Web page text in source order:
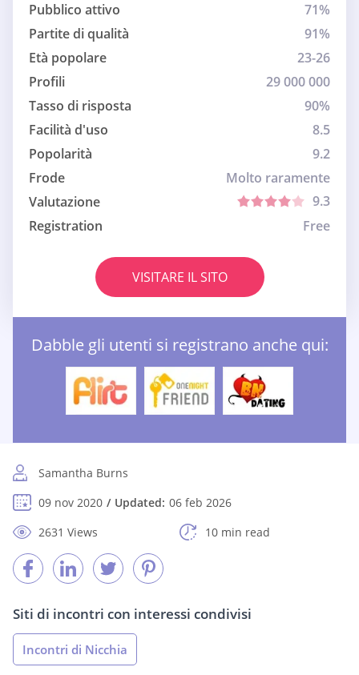
Pubblico attivo
71%
Partite di qualità
91%
Età popolare
23-26
Profili
29 000 000
Tasso di risposta
90%
Facilità d'uso
8.5
Popolarità
9.2
Frode
Molto raramente
Valutazione
9.3
Registration
Free
VISITARE IL SITO
Dabble gli utenti si registrano anche qui:
Samantha Burns
09 nov 2020
Updated: 06 feb 2026
2631 Views
10 min read
Siti di incontri con interessi condivisi
Incontri di Nicchia